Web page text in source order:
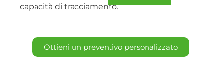
capacità di tracciamento.
Ottieni un preventivo personalizzato